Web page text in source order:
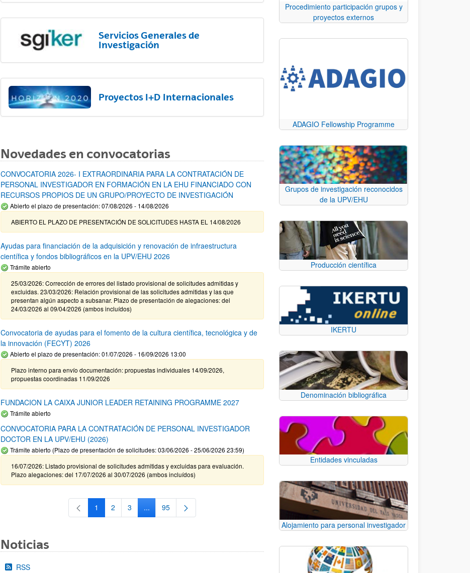
Servicios Generales de
Investigación
Proyectos I+D Internacionales
Novedades en convocatorias
CONVOCATORIA 2026- I EXTRAORDINARIA PARA LA CONTRATACIÓN DE
PERSONAL INVESTIGADOR EN FORMACIÓN EN LA EHU FINANCIADO CON
RECURSOS PROPIOS DE UN GRUPO/PROYECTO DE INVESTIGACIÓN
Abierto el plazo de presentación: 07/08/2026 - 14/08/2026
ABIERTO EL PLAZO DE PRESENTACIÓN DE SOLICITUDES HASTA EL 14/08/2026
Ayudas para financiación de la adquisición y renovación de infraestructura
científica y fondos bibliográficos en la UPV/EHU 2026
Trámite abierto
25/03/2026: Corrección de errores del listado provisional de solicitudes admitidas y
excluidas. 23/03/2026: Relación provisional de las solicitudes admitidas y las que
presentan algún aspecto a subsanar. Plazo de presentación de alegaciones: del
24/03/2026 al 09/04/2026 (ambos incluídos)
Convocatoria de ayudas para el fomento de la cultura científica, tecnológica y de
la innovación (FECYT) 2026
Abierto el plazo de presentación: 01/07/2026 - 16/09/2026 13:00
Plazo interno para envío documentación: propuestas individuales 14/09/2026,
propuestas coordinadas 11/09/2026
FUNDACION LA CAIXA JUNIOR LEADER RETAINING PROGRAMME 2027
Trámite abierto
CONVOCATORIA PARA LA CONTRATACIÓN DE PERSONAL INVESTIGADOR
DOCTOR EN LA UPV/EHU (2026)
Trámite abierto (Plazo de presentación de solicitudes: 03/06/2026 - 25/06/2026 23:59)
16/07/2026: Listado provisional de solicitudes admitidas y excluidas para evaluación.
Plazo alegaciones: del 17/07/2026 al 30/07/2026 (ambos incluídos)
Página
1 Página
2 Página
3 ...Páginas intermedias Use TAB para desplazarse.
Página
95
Noticias
RSS
Procedimiento participación grupos y
proyectos externos
ADAGIO Fellowship Programme
Grupos de investigación reconocidos
de la UPV/EHU
Producción científica
IKERTU
Denominación bibliográfica
Entidades vinculadas
Alojamiento para personal investigador